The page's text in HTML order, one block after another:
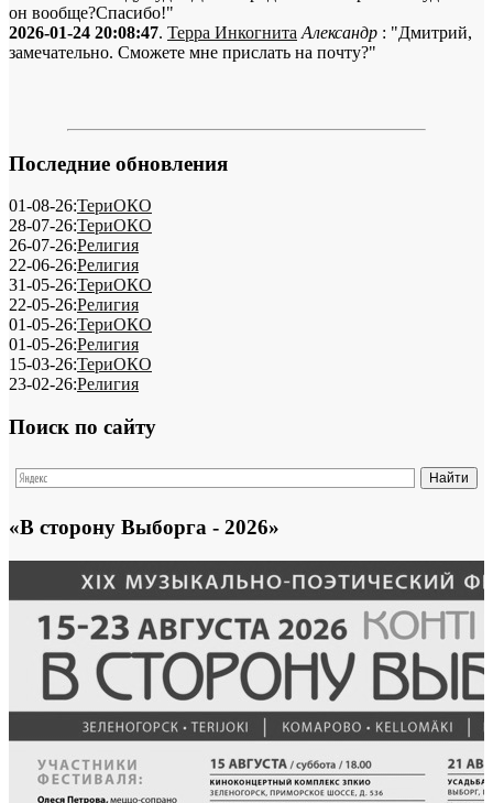
он вообще?Спасибо!"
2026-01-24 20:08:47. Терра Инкогнита Александр : "Дмитрий,
замечательно. Сможете мне прислать на почту?"
Последние обновления
01-08-26:ТериОКО
28-07-26:ТериОКО
26-07-26:Религия
22-06-26:Религия
31-05-26:ТериОКО
22-05-26:Религия
01-05-26:ТериОКО
01-05-26:Религия
15-03-26:ТериОКО
23-02-26:Религия
Поиск по сайту
«В сторону Выборга - 2026»